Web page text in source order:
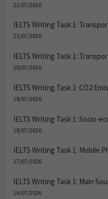
22/07/2026
IELTS Writing Task 1:
21/07/2026
IELTS Writing Task 1:
20/07/2026
IELTS Writing Task 1: CO2
19/07/2026
IELTS Writing Task 1: Socio-
18/07/2026
IELTS Writing Task 1: Mobile
17/07/2026
IELTS Writing Task 1: Main
16/07/2026